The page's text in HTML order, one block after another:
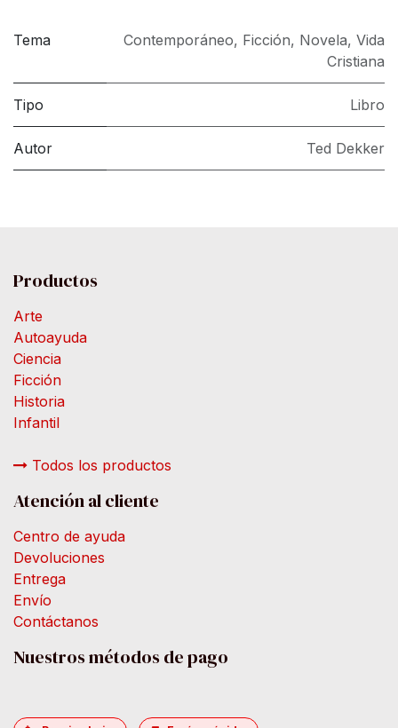
Tema Contemporáneo, Ficción, Novela, Vida
Cristiana
Tipo Libro
Autor Ted Dekker
Productos
Arte
Autoayuda
Ciencia
Ficción
Historia
Infantil
Todos los productos
Atención al cliente
Centro de ayuda
Devoluciones
Entrega
Envío
Contáctanos
Nuestros métodos de pago